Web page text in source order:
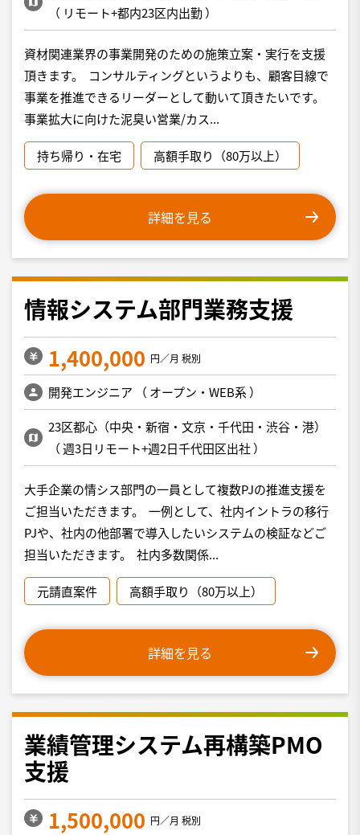
（ リモート+都内23区内出勤）
資材関連業界の事業開発のための施策立案・実行を支援
頂きます。 コンサルティングというよりも、顧客目線で
事業を推進できるリーダーとして動いて頂きたいです。
事業拡大に向けた泥臭い営業/カス...
持ち帰り・在宅 高額手取り（80万以上）
詳細を見る
情報システム部門業務支援
1,400,000 円／月 税別
開発エンジニア （ オープン・WEB系）
23区都心（中央・新宿・文京・千代田・渋谷・港）
（週3日リモート+週2日千代田区出社）
大手企業の情シス部門の一員として複数PJの推進支援を
ご担当いただきます。 一例として、社内イントラの移行
PJや、社内の他部署で導入したいシステムの検証などご
担当いただきます。 社内多数関係...
元請直案件 高額手取り（80万以上）
詳細を見る
業績管理システム再構築PMO
支援
1,500,000 円／月 税別